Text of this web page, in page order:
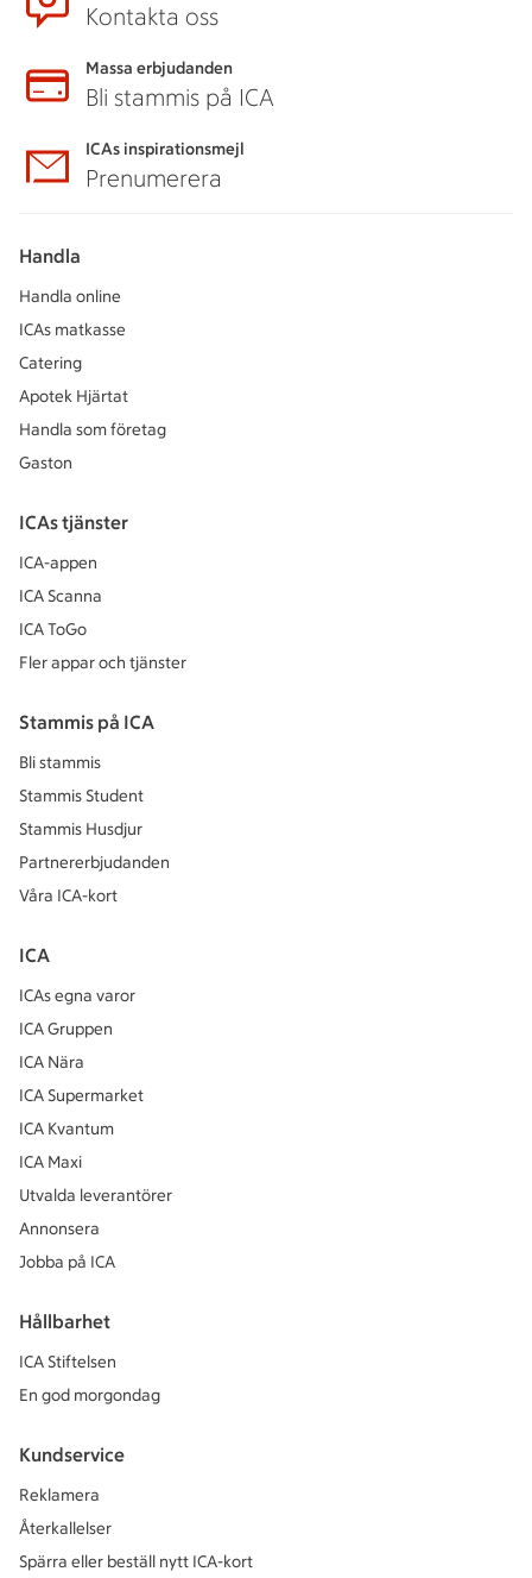
Kontakta oss
Massa erbjudanden
Bli stammis på ICA
ICAs inspirationsmejl
Prenumerera
Handla
Handla online
ICAs matkasse
Catering
Apotek Hjärtat
Handla som företag
Gaston
ICAs tjänster
ICA-appen
ICA Scanna
ICA ToGo
Fler appar och tjänster
Stammis på ICA
Bli stammis
Stammis Student
Stammis Husdjur
Partnererbjudanden
Våra ICA-kort
ICA
ICAs egna varor
ICA Gruppen
ICA Nära
ICA Supermarket
ICA Kvantum
ICA Maxi
Utvalda leverantörer
Annonsera
Jobba på ICA
Hållbarhet
ICA Stiftelsen
En god morgondag
Kundservice
Reklamera
Återkallelser
Spärra eller beställ nytt ICA-kort